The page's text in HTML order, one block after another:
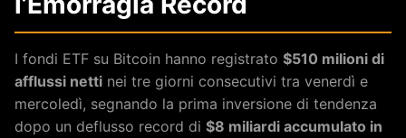
I fondi ETF su Bitcoin hanno registrato $510 milioni di
afflussi netti nei tre giorni consecutivi tra venerdì e
mercoledì, segnando la prima inversione di tendenza
dopo un deflusso record di $8 miliardi accumulato in